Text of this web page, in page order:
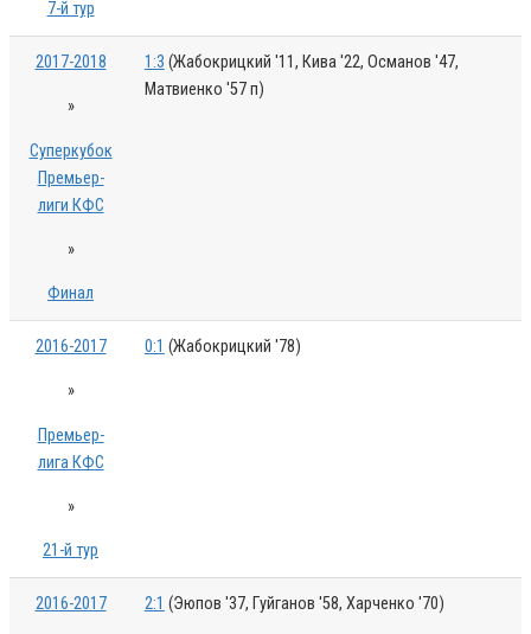
7-й тур
2017-2018
»
Суперкубок
Премьер-
лиги КФС
»
Финал
1:3 (Жабокрицкий '11, Кива '22, Османов '47,
Матвиенко '57 п)
2016-2017
»
Премьер-
лига КФС
»
21-й тур
0:1 (Жабокрицкий '78)
2016-2017 2:1 (Эюпов '37, Гуйганов '58, Харченко '70)